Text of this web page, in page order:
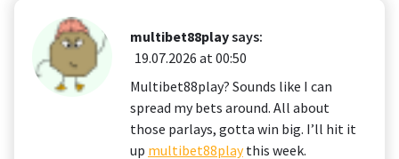
multibet88playsays:
19.07.2026 at 00:50
Multibet88play? Sounds like I can
spread my bets around. All about
those parlays, gotta win big. I’ll hit it
up multibet88playthis week.